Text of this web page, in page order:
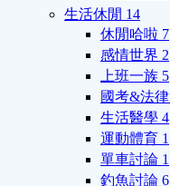
生活休閒 14
休閒哈啦 7
感情世界 2
上班一族 5
國考&法律
生活醫學 4
運動體育 1
單車討論 1
釣魚討論 6